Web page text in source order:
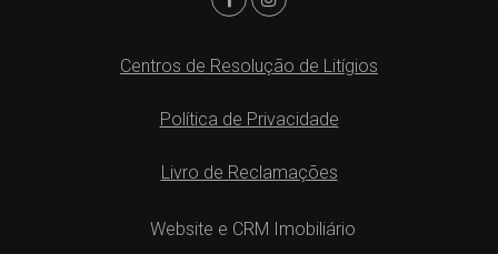
Centros de Resolução de Litígios
Política de Privacidade
Livro de Reclamações
Website e CRM Imobiliário